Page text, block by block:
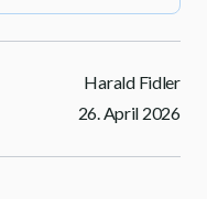
Harald Fidler
26. April 2026